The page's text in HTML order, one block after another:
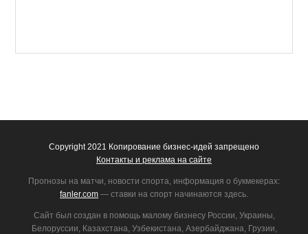
Copyright 2021 Копирование бизнес-идей запрещено
Контакты и реклама на сайте
Прогнозы на матчи, новости спорта, информация о букмекерах:
fanler.com — ставки на спорт начинаются здесь.
Сайт был создан в помощь малому бизнесу России, Украины,
Белоруссии, Казахстана, Узбекистана, Азербайджана, Грузии,